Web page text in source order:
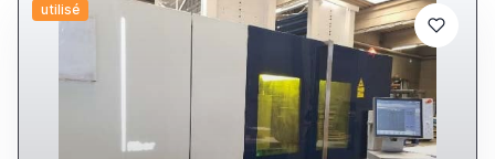
utilisé